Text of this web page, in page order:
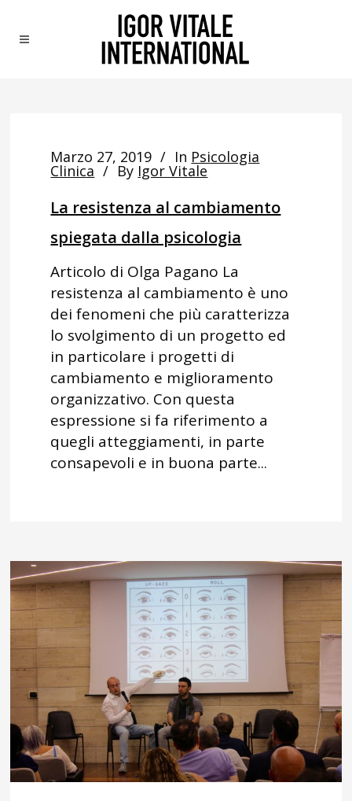
Marzo 27, 2019 In Psicologia
Clinica By Igor Vitale
La resistenza al cambiamento
spiegata dalla psicologia
Articolo di Olga Pagano La
resistenza al cambiamento è uno
dei fenomeni che più caratterizza
lo svolgimento di un progetto ed
in particolare i progetti di
cambiamento e miglioramento
organizzativo. Con questa
espressione si fa riferimento a
quegli atteggiamenti, in parte
consapevoli e in buona parte...